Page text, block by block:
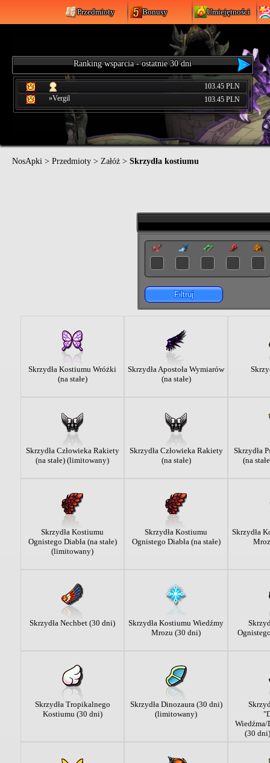
Przedmioty Bonusy Umiejętności
Ranking wsparcia - ostatnie 30 dni
103.45 PLN
»Vergil
103.45 PLN
NosApki > Przedmioty > Załóż > Skrzydła kostiumu
Filtruj
Skrzydła Kostiumu Wróżki
(na stałe)
Skrzydła Apostoła Wymiarów
(na stałe)
Skrzydła Człowieka Rakiety
(na stałe) (limitowany)
Skrzydła Człowieka Rakiety
(na stałe)
Skrzydła
(na
Skrzydła Kostiumu
Ognistego Diabła (na stałe)
(limitowany)
Skrzydła Kostiumu
Ognistego Diabła (na stałe)
Skrzydła
Skrzydła Nechbet (30 dni)
Skrzydła Kostiumu Wiedźmy
Mrozu (30 dni)
Skrzydła Tropikalnego
Kostiumu (30 dni)
Skrzydła Dinozaura (30 dni)
(limitowany)
(30